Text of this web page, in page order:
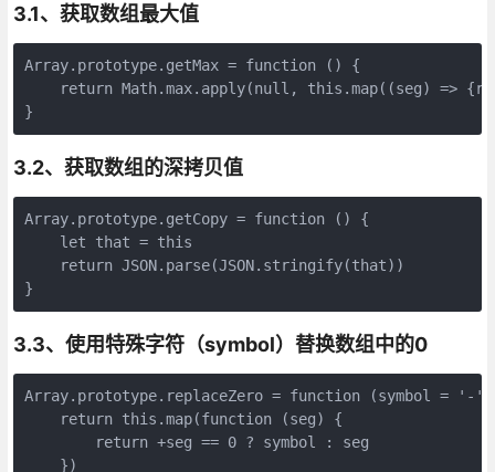
3.1、获取数组最大值
Array.prototype.getMax = function () {
return Math.max.apply(null, this.map((seg) =>
}
3.2、获取数组的深拷贝值
Array.prototype.getCopy = function () {
    let that = this
    return JSON.parse(JSON.stringify(that))
}
3.3、使用特殊字符（symbol）替换数组中的0
Array.prototype.replaceZero = function (symbol = '-
    return this.map(function (seg) {
        return +seg == 0 ? symbol : seg
    })